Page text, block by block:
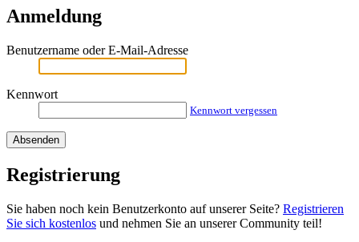
Anmeldung
Benutzername oder E-Mail-Adresse
Kennwort
Kennwort vergessen
Registrierung
Sie haben noch kein Benutzerkonto auf unserer Seite? Registrieren
Sie sich kostenlos und nehmen Sie an unserer Community teil!